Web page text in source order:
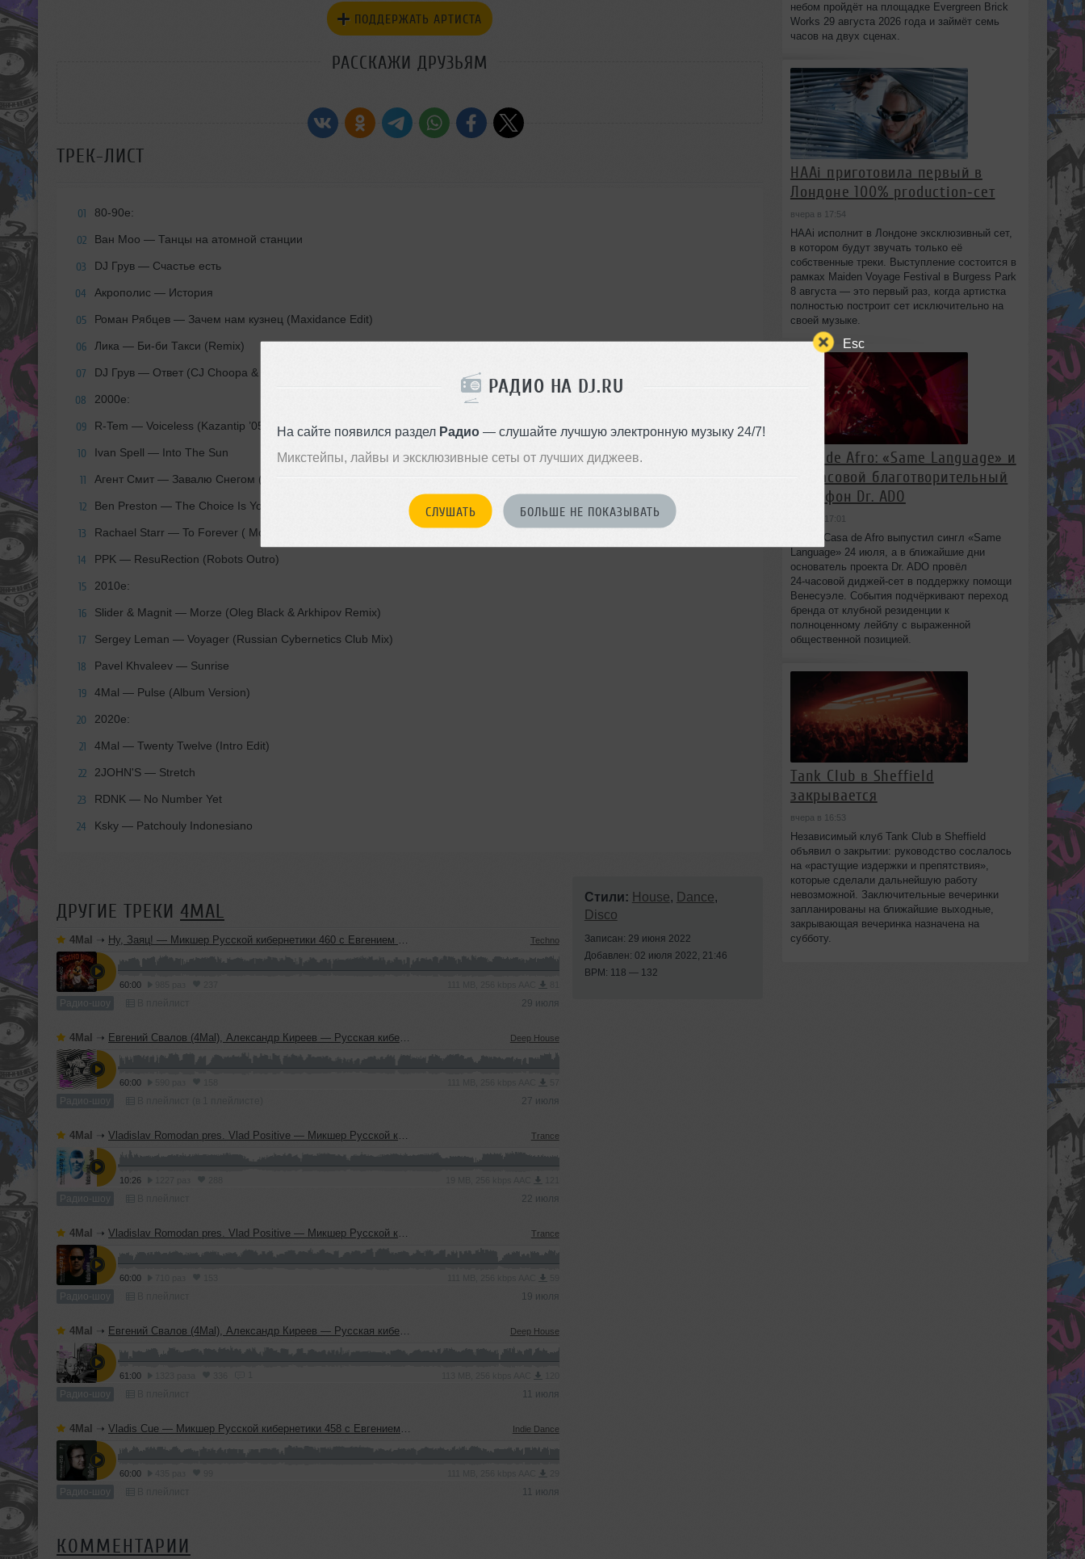
Esc
РАДИО НА DJ.RU
На сайте появился раздел Радио— слушайте лучшую электронную музыку 24/7!
Микстейпы, лайвы и эксклюзивные сеты от лучших диджеев.
СЛУШАТЬ БОЛЬШЕ НЕ ПОКАЗЫВАТЬ
ПОДДЕРЖАТЬ АРТИСТА
РАССКАЖИ ДРУЗЬЯМ
ТРЕК-ЛИСТ
01 80-90е:
02 Ван Моо — Танцы на атомной станции
03 DJ Грув — Счастье есть
04 Акрополис — История
05 Роман Рябцев — Зачем нам кузнец (Maxidance Edit)
06 Лика — Би-би Такси (Remix)
07 DJ Грув — Ответ (CJ Choopa & CJ Plus Out of Mind Mix)
08 2000е:
09 R-Tem — Voiceless (Kazantip ’05 Mix)
10 Ivan Spell — Into The Sun
11 Агент Смит — Завалю Снегом ( Eugene Jay & Nopostar Remix)
12 Ben Preston — The Choice Is Yours ( Poison Pro Made The Right Choice Remix)
13 Rachael Starr — To Forever ( Moonbeam Remix)
14 PPK — ResuRection (Robots Outro)
15 2010е:
16 Slider & Magnit — Morze (Oleg Black & Arkhipov Remix)
17 Sergey Leman — Voyager (Russian Cybernetics Club Mix)
18 Pavel Khvaleev — Sunrise
19 4Mal — Pulse (Album Version)
20 2020е:
21 4Mal — Twenty Twelve (Intro Edit)
22 2JOHN'S — Stretch
23 RDNK — No Number Yet
24 Ksky — Patchouly Indonesiano
ДРУГИЕ ТРЕКИ 4MAL
4Mal ➝ Ну, Заяц! — Микшер Русской кибернетики 460 с Евгением Сваловым (4Mal) и Александром Киреевым (22.07.2026) Techno
60:00
Радио-шоу 29 июля
4Mal ➝ Евгений Свалов (4Mal), Александр Киреев — Русская кибернетика 725 (22.07.2026) Deep House
60:00
Радио-шоу 27 июля
4Mal ➝ Vladislav Romodan pres. Vlad Positive — Микшер Русской кибернетики 459, Part 2, с Евгением Сваловым (4Mal) и Александром Киреевым (15.07.2026) Trance
10:26
Радио-шоу 22 июля
4Mal ➝ Vladislav Romodan pres. Vlad Positive — Микшер Русской кибернетики 459, Part 1, с Евгением Сваловым (4Mal) и Александром Киреевым (15.07.2026) Trance
60:00
Радио-шоу 19 июля
4Mal ➝ Евгений Свалов (4Mal), Александр Киреев — Русская кибернетика 724 (08.07.2026) Deep House
61:00
Радио-шоу 11 июля
4Mal ➝ Vladis Cue — Микшер Русской кибернетики 458 с Евгением Сваловым (4Mal) и Александром Киреевым (08.07.2026) Indie Dance
60:00
Радио-шоу 11 июля
Стили: House, Dance,
Disco
Записан: 29 июня 2022
Добавлен: 02 июля 2022, 21:46
BPM: 118 — 132
КОММЕНТАРИИ
небом пройдёт на площадке Evergreen Brick
Works 29 августа 2026 года и займёт семь
часов на двух сценах.
HAAi приготовила первый в
Лондоне 100% production‑сет
вчера в 17:54
HAAi исполнит в Лондоне эксклюзивный сет,
в котором будут звучать только её
собственные треки. Выступление состоится в
рамках Maiden Voyage Festival в Burgess Park
8 августа — это первый раз, когда артистка
полностью построит сет исключительно на
своей музыке.
Casa de Afro: «Same Language» и
24‑часовой благотворительный
марафон Dr. ADO
вчера в 17:01
Лейбл Casa de Afro выпустил сингл «Same
Language» 24 июля, а в ближайшие дни
основатель проекта Dr. ADO провёл
24‑часовой диджей‑сет в поддержку помощи
Венесуэле. События подчёркивают переход
бренда от клубной резиденции к
полноценному лейблу с выраженной
общественной позицией.
Tank Club в Sheffield
закрывается
вчера в 16:53
Независимый клуб Tank Club в Sheffield
объявил о закрытии: руководство сослалось
на «растущие издержки и препятствия»,
которые сделали дальнейшую работу
невозможной. Заключительные вечеринки
запланированы на ближайшие выходные,
закрывающая вечеринка назначена на
субботу.